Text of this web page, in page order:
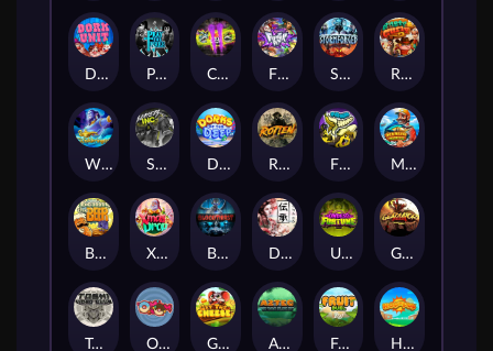
Dork Unit Pray for Three Chaos Crew 2 Fighter Pit Stormforged Rusty & Curly
Wishbringer Slayers Inc Dorks of The Deep Rotten FRKN Bananas Marlin Master
Benny The Beer Xmas Drop Bloodthirst Densho Undead Fortune Gladiator Legends
Toshi Video Club OmNom Get The Cheese Aztec Twist Fruit Duel Hop'n'Pop